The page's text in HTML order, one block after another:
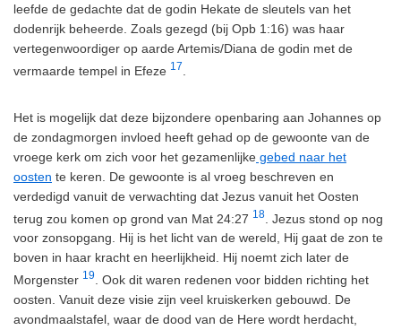
leefde de gedachte dat de godin Hekate de sleutels van het
dodenrijk beheerde. Zoals gezegd (bij Opb 1:16) was haar
vertegenwoordiger op aarde Artemis/Diana de godin met de
vermaarde tempel in Efeze 17
Het is mogelijk dat deze bijzondere openbaring aan Johannes op
de zondagmorgen invloed heeft gehad op de gewoonte van de
vroege kerk om zich voor het gezamenlijke gebed naar het
oosten te keren. De gewoonte is al vroeg beschreven en
verdedigd vanuit de verwachting dat Jezus vanuit het Oosten
terug zou komen op grond van Mat 24:27 18
. Jezus stond op nog
voor zonsopgang. Hij is het licht van de wereld, Hij gaat de zon te
boven in haar kracht en heerlijkheid. Hij noemt zich later de
Morgenster 19
. Ook dit waren redenen voor bidden richting het
oosten. Vanuit deze visie zijn veel kruiskerken gebouwd. De
avondmaalstafel, waar de dood van de Here wordt herdacht,